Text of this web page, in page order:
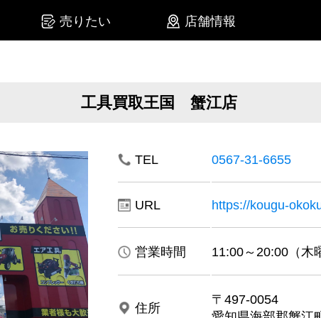
売りたい 店舗情報
工具買取王国 蟹江店
TEL 0567-31-6655
URL https://kougu-
営業時間 11:00～20:00（木
住所
〒497-0054